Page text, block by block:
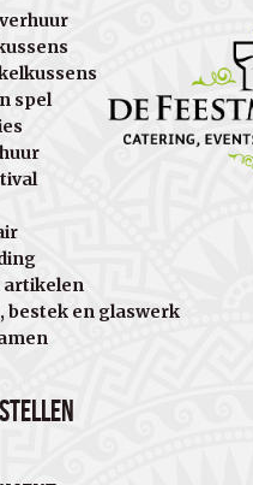
spel
artikelen
bestek en glaswerk